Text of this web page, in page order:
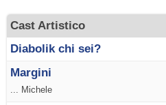
Cast Artistico
Diabolik chi sei?
Margini
... Michele